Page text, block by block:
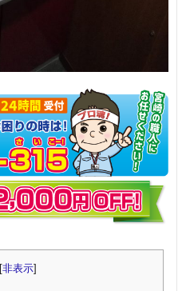
[非表示]